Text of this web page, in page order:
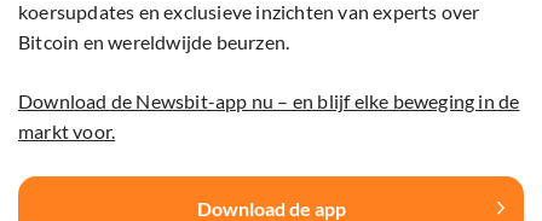
koersupdates en exclusieve inzichten van experts over
Bitcoin en wereldwijde beurzen.
Download de Newsbit-app nu – en blijf elke beweging in de
markt voor.
Download de app